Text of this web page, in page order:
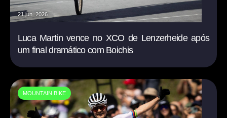
21 jun. 2026
Luca Martin vence no XCO de Lenzerheide após
um final dramático com Boichis
MOUNTAIN BIKE